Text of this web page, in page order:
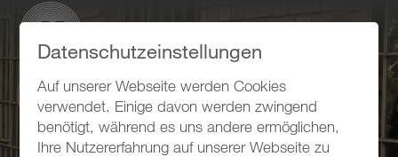
ZURÜCK
Datenschutzeinstellungen
Auf unserer Webseite werden Cookies
verwendet. Einige davon werden zwingend
benötigt, während es uns andere ermöglichen,
Ihre Nutzererfahrung auf unserer Webseite zu